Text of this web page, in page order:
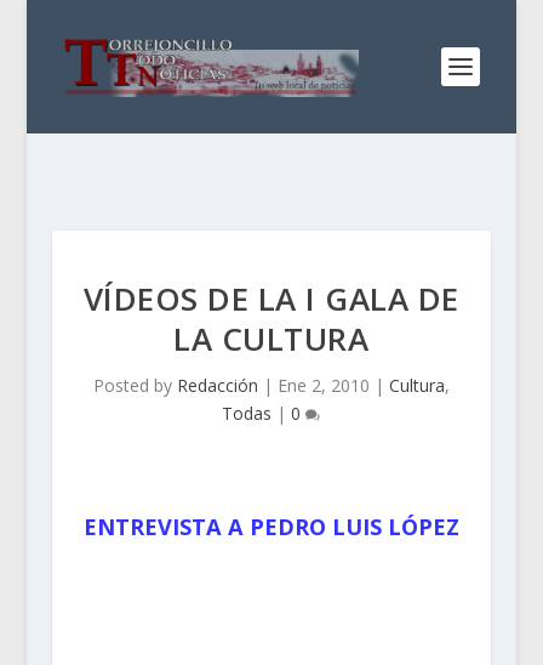
VÍDEOS DE LA I GALA DE
LA CULTURA
Posted by Redacción | Ene 2, 2010 | Cultura,
Todas |0
ENTREVISTA A PEDRO LUIS LÓPEZ